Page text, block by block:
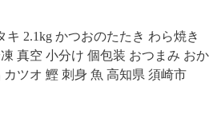
2.1kg かつおのたたき わら焼き
ツオ 鰹 刺身 魚 高知県 須崎市